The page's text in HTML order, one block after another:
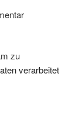
zu
verarbeitet